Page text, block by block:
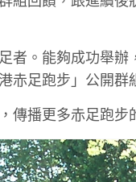
者。能夠成功舉
赤足跑步」公開群
傳播更多赤足跑步